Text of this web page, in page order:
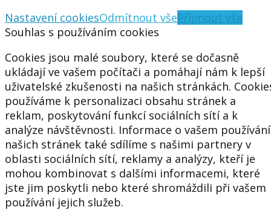
Nastavení cookiesOdmítnout všePřijmout vše
Souhlas s používáním cookies
Cookies jsou malé soubory, které se dočasně
ukládají ve vašem počítači a pomáhají nám k lepší
uživatelské zkušenosti na našich stránkách.
používáme k personalizaci obsahu stránek a
reklam, poskytování funkcí sociálních sítí a k
analýze návštěvnosti. Informace o vašem používání
našich stránek také sdílíme s našimi partnery v
oblasti sociálních sítí, reklamy a analýzy, kteří je
mohou kombinovat s dalšími informacemi, které
jste jim poskytli nebo které shromáždili při vašem
používání jejich služeb.